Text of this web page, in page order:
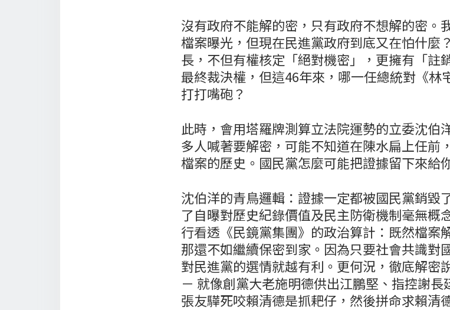
沒有政府不能解的密，只有政府不想解的密。
檔案曝光，但現在民進黨政府到底又在怕什麼
長，不但有權核定「絕對機密」，更擁有「註
最終裁決權，但這46年來，哪一任總統對《林
打打嘴砲？
此時，會用塔羅牌測算立法院運勢的立委沈伯
多人喊著要解密，可能不知道在陳水扁上任前
檔案的歷史。國民黨怎麼可能把證據留下來給
沈伯洋的青鳥邏輯：證據一定都被國民黨銷毀
了自曝對歷史紀錄價值及民主防衛機制毫無概
行看透《民鏡黨集團》的政治算計：既然檔案
那還不如繼續保密到家。因為只要社會共識對
對民進黨的選情就越有利。更何況，徹底解密
－ 就像創黨大老施明德供出江鵬堅、指控謝
張友驊死咬賴清德是抓耙仔，然後拼命求賴清